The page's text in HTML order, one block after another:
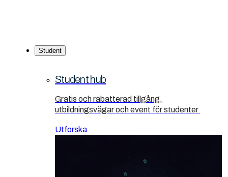
Student
Student hub
Gratis och rabatterad tillgång,
utbildningsvägar och event för studenter
Utforska